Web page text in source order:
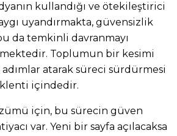
kullandığı ve ötekileştirici
uyandırmakta, güvensizlik
da temkinli davranmayı
Toplumun bir kesimi
atarak süreci sürdürmesi
içindedir.
için, bu sürecin güven
var. Yeni bir sayfa açılacaksa